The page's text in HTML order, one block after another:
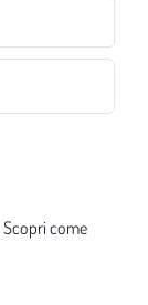
Scopri come